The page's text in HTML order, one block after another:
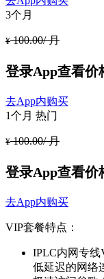
3个月
¥100.00/ 月
登录App查看价
去App内购买
1个月 热门
¥100.00/ 月
登录App查看价
去App内购买
VIP套餐特点：
IPLC内网专
低延迟的网络